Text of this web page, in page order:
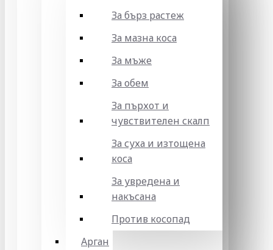
За бърз растеж
За мазна коса
За мъже
За обем
За пърхот и
чувствителен скалп
За суха и изтощена
коса
За увредена и
накъсана
Против косопад
Арган